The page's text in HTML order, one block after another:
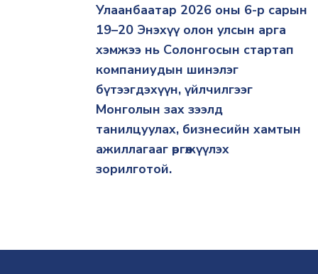
Улаанбаатар 2026 оны 6-р сарын
19–20 Энэхүү олон улсын арга
хэмжээ нь Солонгосын стартап
компаниудын шинэлэг
бүтээгдэхүүн, үйлчилгээг
Монголын зах зээлд
танилцуулах, бизнесийн хамтын
ажиллагааг өргөжүүлэх
зорилготой.